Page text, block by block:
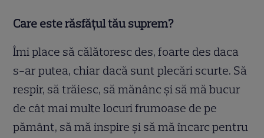
Care este răsfățul tău suprem?
Îmi place să călătoresc des, foarte des daca
s-ar putea, chiar dacă sunt plecări scurte. Să
respir, să trăiesc, să mănânc şi să mă bucur
de cât mai multe locuri frumoase de pe
pământ, să mă inspire şi să mă încarc pentru